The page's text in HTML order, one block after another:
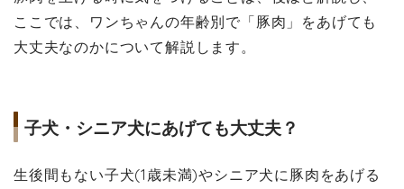
ここでは、ワンちゃんの年齢別で「豚肉」をあげても
大丈夫なのかについて解説します。
子犬・シニア犬にあげても大丈夫？
生後間もない子犬(1歳未満)やシニア犬に豚肉をあげる